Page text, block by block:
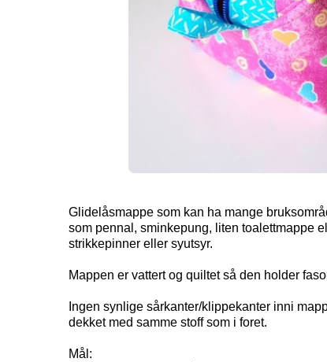
Glidelåsmappe som kan ha mange
som pennal, sminkepung, liten toalettmappe
strikkepinner eller syutsyr.
Mappen er vattert og quiltet så den holder
Ingen synlige sårkanter/klippekanter inni
dekket med samme stoff som i foret.
Mål: